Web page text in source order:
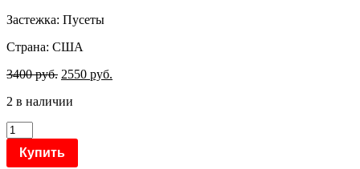
Застежка: Пусеты
Страна: США
3400руб. 2550 руб.
2 в наличии
Количество
товара
Серебряные
Купить